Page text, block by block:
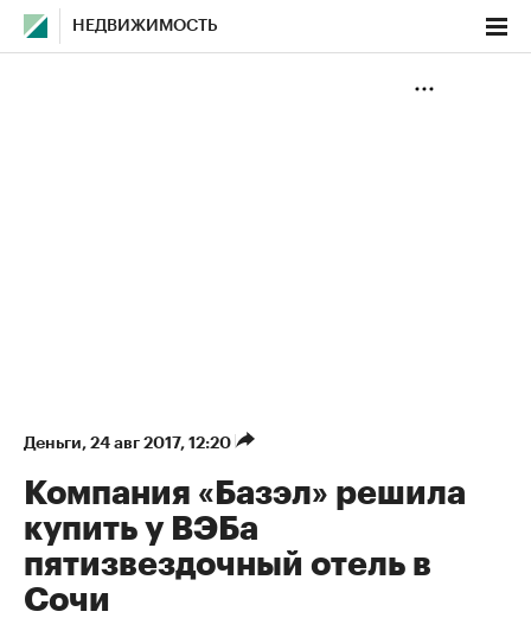
НЕДВИЖИМОСТЬ
Деньги⁠, 24 авг 2017, 12:20
Компания «Базэл» решила
купить у ВЭБа
пятизвездочный отель в
Сочи